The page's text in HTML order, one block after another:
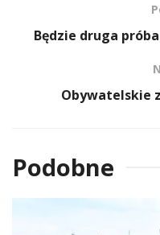
Będzie druga
Obywatelskie
Podobne